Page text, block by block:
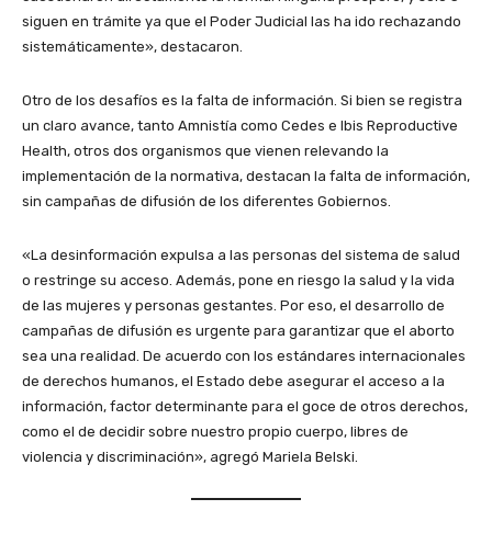
siguen en trámite ya que el Poder Judicial las ha ido rechazando
sistemáticamente», destacaron.
Otro de los desafíos es la falta de información. Si bien se registra
un claro avance, tanto Amnistía como Cedes e Ibis Reproductive
Health, otros dos organismos que vienen relevando la
implementación de la normativa, destacan la falta de información,
sin campañas de difusión de los diferentes Gobiernos.
«La desinformación expulsa a las personas del sistema de salud
o restringe su acceso. Además, pone en riesgo la salud y la vida
de las mujeres y personas gestantes. Por eso, el desarrollo de
campañas de difusión es urgente para garantizar que el aborto
sea una realidad. De acuerdo con los estándares internacionales
de derechos humanos, el Estado debe asegurar el acceso a la
información, factor determinante para el goce de otros derechos,
como el de decidir sobre nuestro propio cuerpo, libres de
violencia y discriminación», agregó Mariela Belski.